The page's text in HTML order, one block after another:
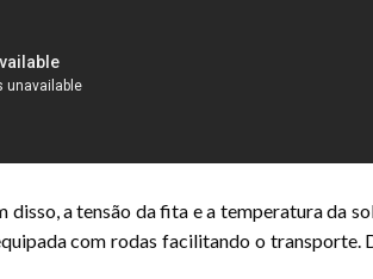
a tensão da fita e a temperatura da
com rodas facilitando o transporte.